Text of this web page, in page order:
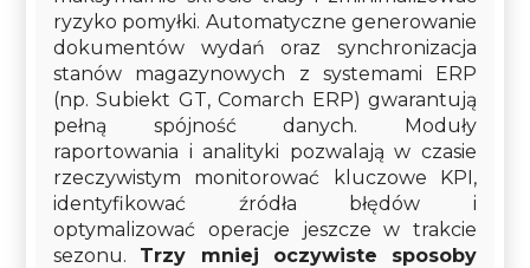
ryzyko pomyłki. Automatyczne generowanie
dokumentów wydań oraz synchronizacja
stanów magazynowych z systemami ERP
(np. Subiekt GT, Comarch ERP) gwarantują
pełną spójność danych. Moduły
raportowania i analityki pozwalają w czasie
rzeczywistym monitorować kluczowe KPI,
identyfikować źródła błędów i
optymalizować operacje jeszcze w trakcie
sezonu. Trzy mniej oczywiste sposoby